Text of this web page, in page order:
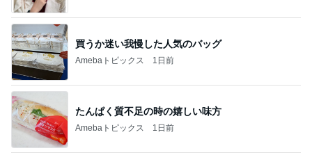
たんぱく質不足の時の嬉しい味方
Amebaトピックス 1日前